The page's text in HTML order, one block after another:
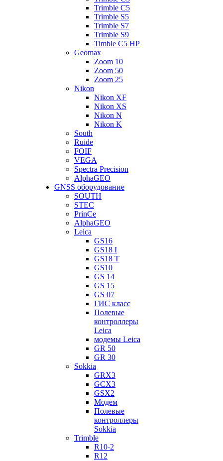
Trimble C5
Trimble S5
Trimble S7
Trimble S9
Timble C5 HP
Geomax
Zoom 10
Zoom 50
Zoom 25
Nikon
Nikon XF
Nikon XS
Nikon N
Nikon K
South
Ruide
FOIF
VEGA
Spectra Precision
AlphaGEO
GNSS оборудование
SOUTH
STEC
PrinCe
AlphaGEO
Leica
GS16
GS18 I
GS18 T
GS10
GS 14
GS 15
GS 07
ГИС класс
Полевые
контроллеры
Leica
модемы Leica
GR 50
GR 30
Sokkia
GRX3
GCX3
GSX2
Модем
Полевые
контроллеры
Sokkia
Trimble
R10-2
R12